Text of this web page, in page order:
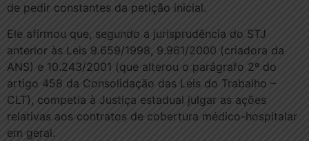
de pedir constantes da petição inicial.
Ele afirmou que, segundo a jurisprudência do STJ
anterior às Leis 9.659/1998, 9.961/2000 (criadora da
ANS) e 10.243/2001 (que alterou o parágrafo 2º do
artigo 458 da Consolidação das Leis do Trabalho –
CLT), competia à Justiça estadual julgar as ações
relativas aos contratos de cobertura médico-hospitalar
em geral.